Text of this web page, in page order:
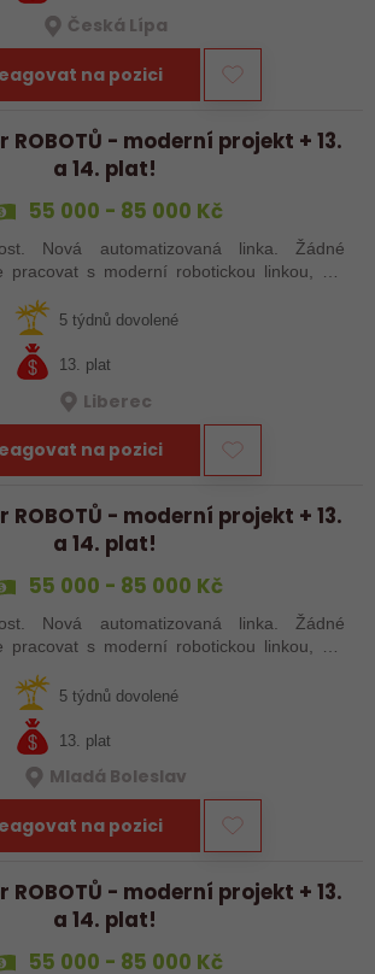
Česká Lípa
na pozici
- moderní projekt + 13.
a 14. plat!
55 000 - 85 000 Kč
Nová automatizovaná linka. Žádné
5 týdnů dovolené
13. plat
Liberec
na pozici
- moderní projekt + 13.
a 14. plat!
55 000 - 85 000 Kč
Nová automatizovaná linka. Žádné
5 týdnů dovolené
13. plat
Mladá Boleslav
na pozici
- moderní projekt + 13.
a 14. plat!
55 000 - 85 000 Kč